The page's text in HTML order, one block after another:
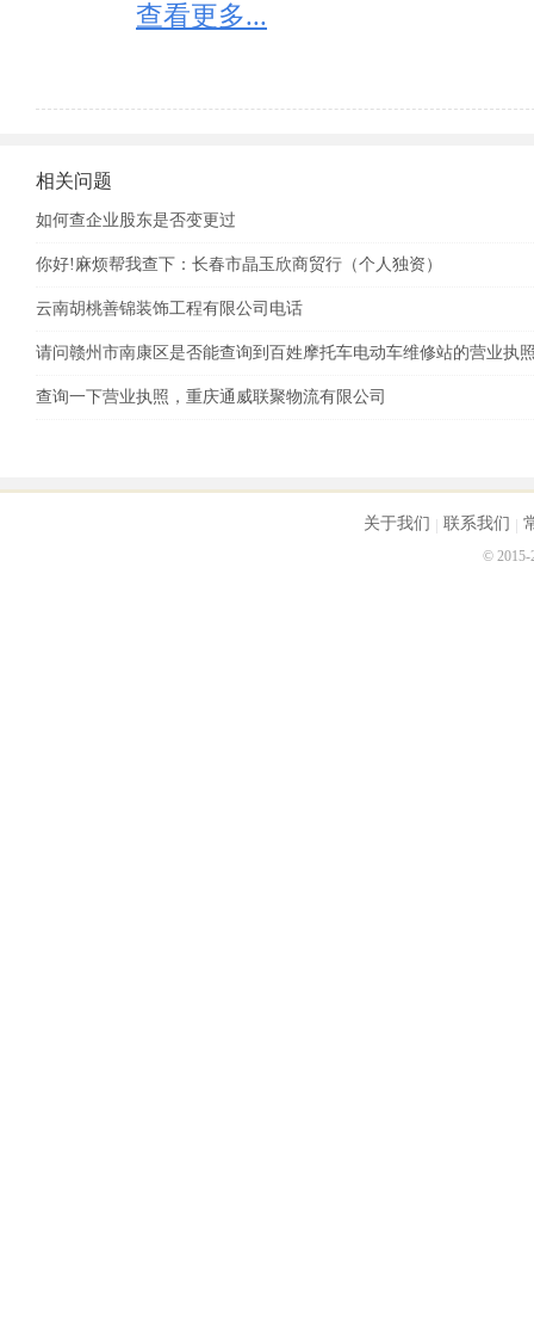
查看更多...
相关问题
如何查企业股东是否变更过
你好!麻烦帮我查下：长春市晶玉欣商贸行（个人独资）
云南胡桃善锦装饰工程有限公司电话
请问赣州市南康区是否能查询到百姓摩托车电动车维修站的营业执
查询一下营业执照，重庆通威联聚物流有限公司
关于我们 联系我们
© 2015-